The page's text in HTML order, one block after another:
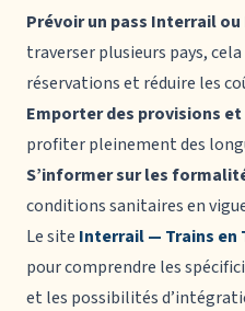
Prévoir un pass Interrail ou
traverser plusieurs pays,
réservations et réduire les
Emporter des provisions
profiter pleinement des
S’informer sur les
conditions sanitaires en
Le site Interrail — Trains en
pour comprendre les
et les possibilités